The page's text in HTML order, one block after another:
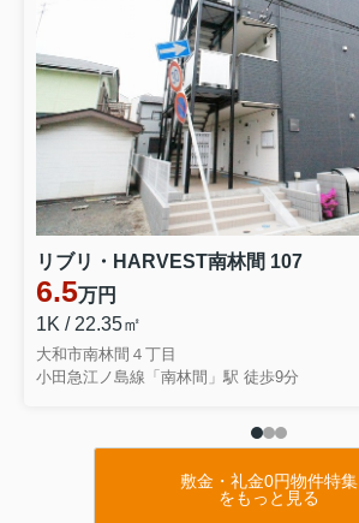
リブリ・HARVEST南林間 107
6.5万円
1K / 22.35㎡
大和市南林間４丁目
小田急江ノ島線「南林間」駅 徒歩9分
敷金・礼金0円物件特集
をもっと見る